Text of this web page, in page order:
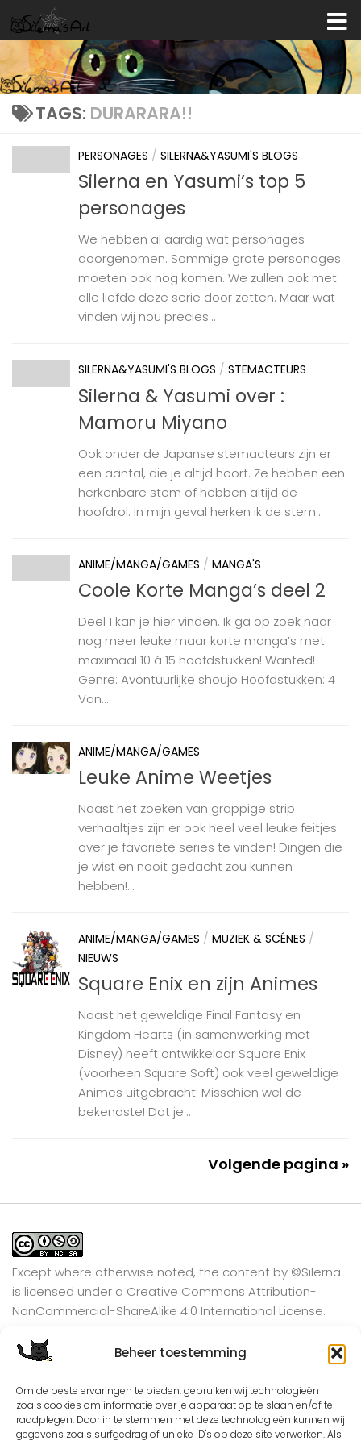
Beheer toestemming
Om de beste ervaringen te bieden, gebruiken wij technologieën
zoals cookies om informatie over je apparaat op te slaan en/of te
raadplegen. Door in te stemmen met deze technologieën kunnen wij
gegevens zoals surfgedrag of unieke ID's op deze site verwerken. Als
Skip to content
TAGS: DURARARA!!
PERSONAGES / SILERNA&YASUMI'S BLOGS
Silerna en Yasumi’s top 5
personages
We hebben al aardig wat personages
doorgenomen. Sommige grote personages
moeten ook nog komen. We zullen ook met
alle liefde deze serie door zetten. Maar wat
vinden wij nou precies...
SILERNA&YASUMI'S BLOGS / STEMACTEURS
Silerna & Yasumi over :
Mamoru Miyano
Ook onder de Japanse stemacteurs zijn er
een aantal, die je altijd hoort. Ze hebben een
herkenbare stem of hebben altijd de
hoofdrol. In mijn geval herken ik de stem...
ANIME/MANGA/GAMES / MANGA'S
Coole Korte Manga’s deel 2
Deel 1 kan je hier vinden. Ik ga op zoek naar
nog meer leuke maar korte manga’s met
maximaal 10 á 15 hoofdstukken! Wanted!
Genre: Avontuurlijke shoujo Hoofdstukken: 4
Van...
ANIME/MANGA/GAMES
Leuke Anime Weetjes
Naast het zoeken van grappige strip
verhaaltjes zijn er ook heel veel leuke feitjes
over je favoriete series te vinden! Dingen die
je wist en nooit gedacht zou kunnen
hebben!...
ANIME/MANGA/GAMES / MUZIEK & SCÉNES /
NIEUWS
Square Enix en zijn Animes
Naast het geweldige Final Fantasy en
Kingdom Hearts (in samenwerking met
Disney) heeft ontwikkelaar Square Enix
(voorheen Square Soft) ook veel geweldige
Animes uitgebracht. Misschien wel de
bekendste! Dat je...
Volgende pagina »
Except where otherwise noted, the content by ©Silerna
is licensed under a Creative Commons Attribution-
NonCommercial-ShareAlike 4.0 International License.